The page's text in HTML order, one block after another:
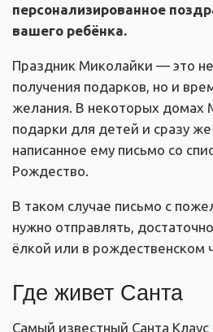
персонализированное
вашего ребёнка.
Праздник Миколайки — это
получения подарков, но и
желания. В некоторых домах
подарки для детей и сразу
написанное ему письмо со
Рождество.
В таком случае письмо с
нужно отправлять,
ёлкой или в рождественском
Где живет Санта
Самый известный Санта Клаус